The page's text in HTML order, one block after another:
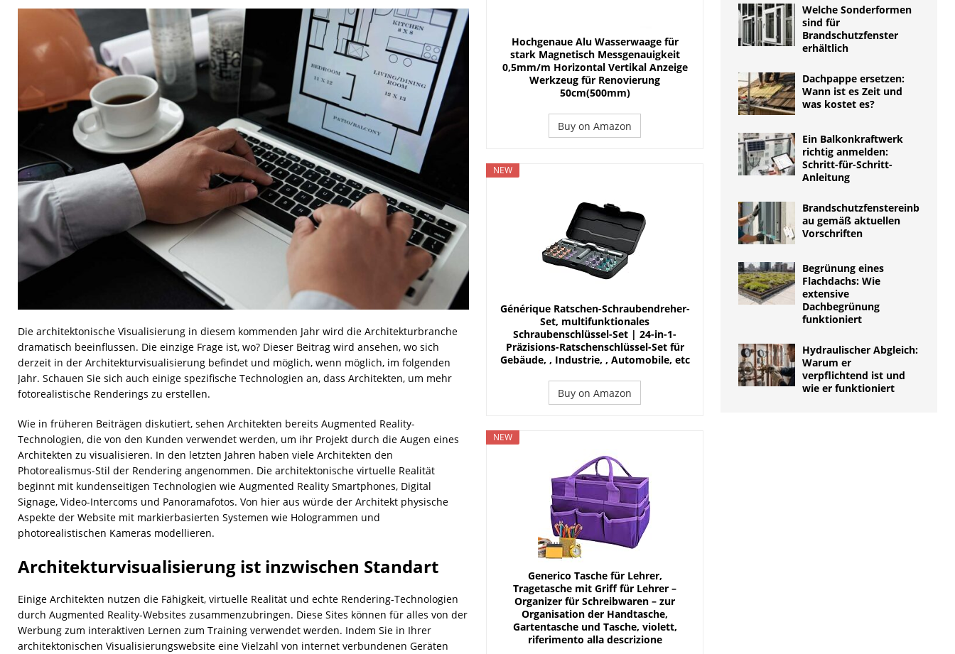
[ 15. Juli 2026 ]
Photovoltaik für Einfamilienhäuser: Lohnt sich die Investition?
ENERGIE
[ 5. August 2026 ] Heimspeicher für PV-Anlagen: Welche Größe ist sinnvoll? ENERGIE
Die architektonische Visualisierung in diesem kommenden Jahr wird die Architekturbranche
dramatisch beeinflussen. Die einzige Frage ist, wo? Dieser Beitrag wird ansehen, wo sich
derzeit in der Architekturvisualisierung befindet und möglich, wenn möglich, im folgenden
Jahr. Schauen Sie sich auch einige spezifische Technologien an, dass Architekten, um mehr
fotorealistische Renderings zu erstellen.
Wie in früheren Beiträgen diskutiert, sehen Architekten bereits Augmented Reality-
Technologien, die von den Kunden verwendet werden, um ihr Projekt durch die Augen eines
Architekten zu visualisieren. In den letzten Jahren haben viele Architekten den
Photorealismus-Stil der Rendering angenommen. Die architektonische virtuelle Realität
beginnt mit kundenseitigen Technologien wie Augmented Reality Smartphones, Digital
Signage, Video-Intercoms und Panoramafotos. Von hier aus würde der Architekt physische
Aspekte der Website mit markierbasierten Systemen wie Hologrammen und
photorealistischen Kameras modellieren.
Architekturvisualisierung ist inzwischen Standart
Einige Architekten nutzen die Fähigkeit, virtuelle Realität und echte Rendering-Technologien
durch Augmented Reality-Websites zusammenzubringen. Diese Sites können für alles von der
Werbung zum interaktiven Lernen zum Training verwendet werden. Indem Sie in Ihrer
architektonischen Visualisierungswebsite eine Vielzahl von internet verbundenen Geräten
Hochgenaue Alu Wasserwaage für
stark Magnetisch Messgenauigkeit
0,5mm/m Horizontal Vertikal Anzeige
Werkzeug für Renovierung
50cm(500mm)
Buy on Amazon
NEW
Générique Ratschen-Schraubendreher-
Set, multifunktionales
Schraubenschlüssel-Set | 24-in-1-
Präzisions-Ratschenschlüssel-Set für
Gebäude, , Industrie, , Automobile, etc
Buy on Amazon
NEW
Generico Tasche für Lehrer,
Tragetasche mit Griff für Lehrer –
Organizer für Schreibwaren – zur
Organisation der Handtasche,
Gartentasche und Tasche, violett,
riferimento alla descrizione
Welche Sonderformen
sind für
Brandschutzfenster
erhältlich
Dachpappe ersetzen:
Wann ist es Zeit und
was kostet es?
Ein Balkonkraftwerk
richtig anmelden:
Schritt-für-Schritt-
Anleitung
Brandschutzfenstereinb
au gemäß aktuellen
Vorschriften
Begrünung eines
Flachdachs: Wie
extensive
Dachbegrünung
funktioniert
Hydraulischer Abgleich:
Warum er
verpflichtend ist und
wie er funktioniert